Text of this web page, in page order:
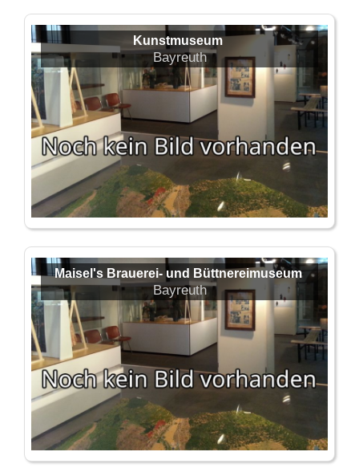
Kunstmuseum
Bayreuth
Maisel's Brauerei- und Büttnereimuseum
Bayreuth